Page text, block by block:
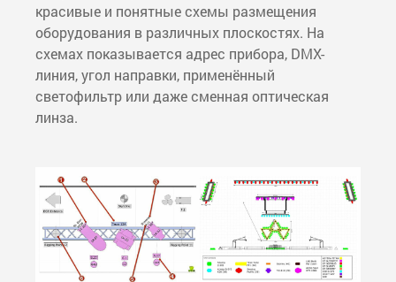
красивые и понятные схемы размещения
оборудования в различных плоскостях. На
схемах показывается адрес прибора, DMX-
линия, угол направки, применённый
светофильтр или даже сменная оптическая
линза.